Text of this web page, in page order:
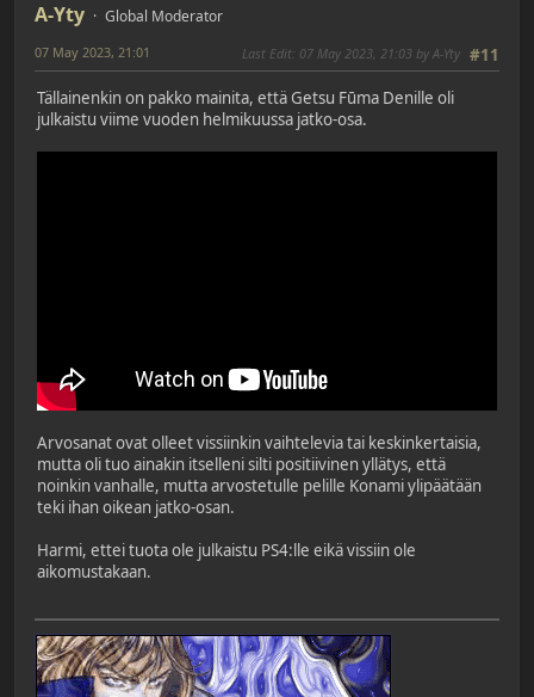
A-Yty Global Moderator
#11
07 May 2023, 21:01 Last Edit: 07 May 2023, 21:03 by A-Yty
Tällainenkin on pakko mainita, että Getsu Fūma Denille oli
julkaistu viime vuoden helmikuussa jatko-osa.
Arvosanat ovat olleet vissiinkin vaihtelevia tai keskinkertaisia,
mutta oli tuo ainakin itselleni silti positiivinen yllätys, että
noinkin vanhalle, mutta arvostetulle pelille Konami ylipäätään
teki ihan oikean jatko-osan.
Harmi, ettei tuota ole julkaistu PS4:lle eikä vissiin ole
aikomustakaan.